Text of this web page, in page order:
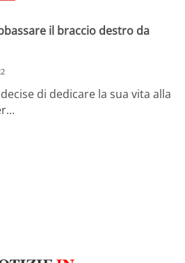
il braccio destro da
di dedicare la sua vita alla